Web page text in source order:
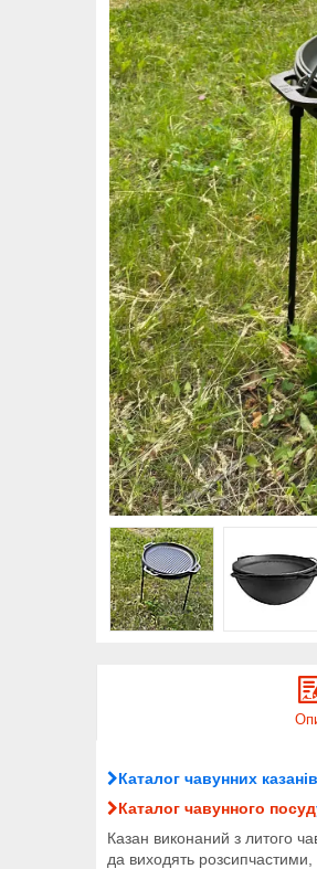
Каталог чавунних казанів
Каталог чавунного посуд
Казан виконаний з литого
да виходять